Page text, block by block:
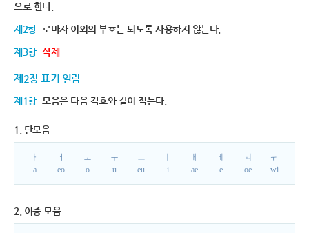
으로 한다.
제2항 로마자 이외의 부호는 되도록 사용하지 않는다.
제3항 삭제
제2장 표기 일람
제1항 모음은 다음 각호와 같이 적는다.
1. 단모음
ㅏ
a
ㅓ
eo
ㅗ
o
ㅜ
u
ㅡ
eu
i
ㅐ
ae
ㅔ
e
ㅚ
oe
ㅟ
wi
2. 이중 모음